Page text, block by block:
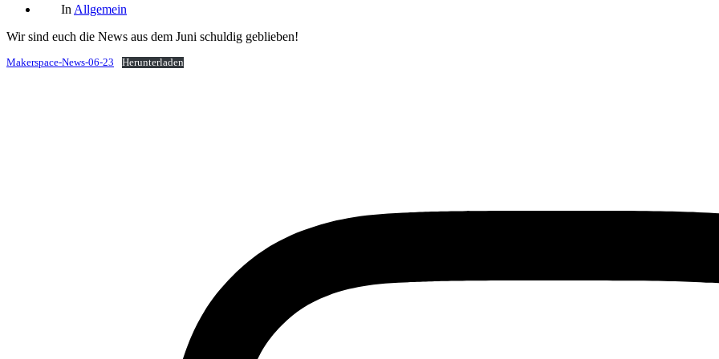
Beitrags
In Allgemein
Wir sind euch die News aus dem Juni schuldig geblieben!
Makerspace-News-06-23 Herunterladen